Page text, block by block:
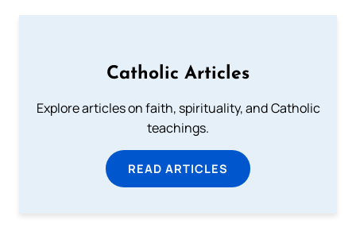
Catholic Articles
Explore articles on faith, spirituality, and Catholic
teachings.
READ ARTICLES